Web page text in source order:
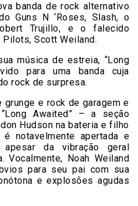
banda de rock alternativo
Guns N ‘Roses, Slash, o
Trujillo, e o falecido
Scott Weiland.
música de estreia, “Long
para uma banda cuja
rock de surpresa.
e rock de garagem e
Awaited” – a seção
Hudson na bateria e filho
notavelmente apertada e
da vibração geral
Vocalmente, Noah Weiland
para seu pai com sua
e explosões agudas